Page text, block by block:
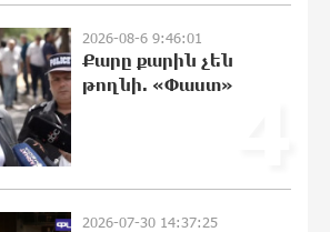
9:21:21 6-08-2026
և նոր
վտանգները.
2026-08-6 9:46:01
Քարը քարին չեն
թողնի. «Փաստ»
2026-07-30 14:37:25